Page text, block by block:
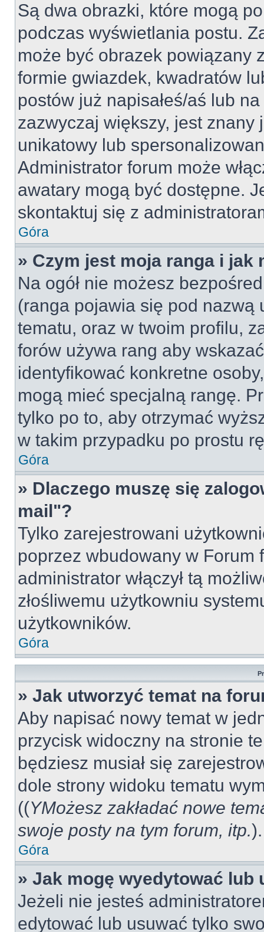
Są dwa obrazki, które mogą
podczas wyświetlania postu.
może być obrazek powiązany
formie gwiazdek, kwadratów
postów już napisałeś/aś lub
zazwyczaj większy, jest
unikatowy lub
Administrator forum może
awatary mogą być dostępne.
skontaktuj się z
Góra
» Czym jest moja ranga i jak
Na ogół nie możesz
(ranga pojawia się pod
tematu, oraz w twoim profilu,
forów używa rang aby
identyfikować konkretne
mogą mieć specjalną rangę.
tylko po to, aby otrzymać
w takim przypadku po prostu
Góra
» Dlaczego muszę się
mail"?
Tylko zarejestrowani
poprzez wbudowany w Forum
administrator włączył tą
złośliwemu użytkowniu
użytkowników.
Góra
» Jak utworzyć temat na
Aby napisać nowy temat w
przycisk widoczny na stronie
będziesz musiał się
dole strony widoku tematu
((YMożesz zakładać nowe
swoje posty na tym forum, itp.).
Góra
» Jak mogę wyedytować lub
Jeżeli nie jesteś
edytować lub usuwać tylko